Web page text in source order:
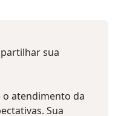
sua
o atendimento da
Sua